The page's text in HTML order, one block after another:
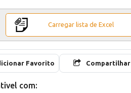
Carregar lista de Excel
Favorito Compartilhar
com: